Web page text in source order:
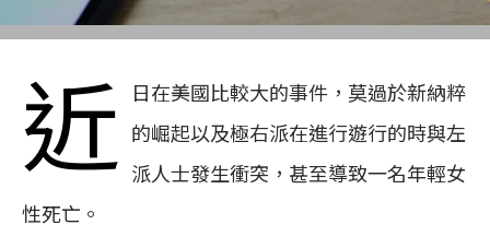
近 日在美國比較大的事件，莫過於新納粹
的崛起以及極右派在進行遊行的時與左
派人士發生衝突，甚至導致一名年輕女
性死亡。